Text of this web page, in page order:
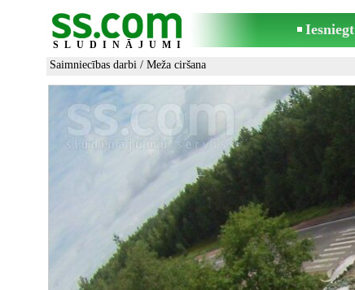
SLUDINĀJUMI
Saimniecības darbi / Meža ciršana